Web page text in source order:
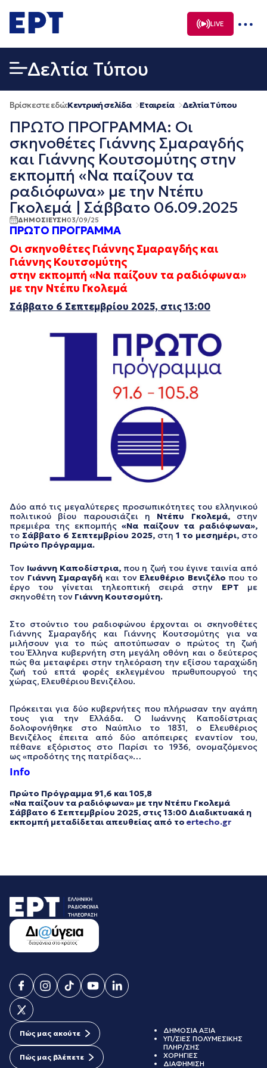
σε
περιεχόμενο
LIVE
Δελτία Τύπου
Βρίσκεστε εδώ:Κεντρική σελίδα Εταιρεία Δελτία Τύπου
ΠΡΩΤΟ ΠΡΟΓΡΑΜΜΑ: Οι
σκηνοθέτες Γιάννης Σμαραγδής
και Γιάννης Κουτσομύτης στην
εκπομπή «Να παίζουν τα
ραδιόφωνα» με την Ντέπυ
Γκολεμά | Σάββατο 06.09.2025
ΔΗΜΟΣΙΕΥΣΗ03/09/25
ΠΡΩΤΟ ΠΡΟΓΡΑΜΜΑ
Οι σκηνοθέτες Γιάννης Σμαραγδής και
Γιάννης Κουτσομύτης
στην εκπομπή «Να παίζουν τα ραδιόφωνα»
με την Ντέπυ Γκολεμά
Σάββατο 6 Σεπτεμβρίου 2025, στις 13:00
Δύο από τις μεγαλύτερες προσωπικότητες του ελληνικού
πολιτικού βίου παρουσιάζει η Ντέπυ Γκολεμά,στην
πρεμιέρα της εκπομπής «Να παίζουν τα ραδιόφωνα»,
το Σάββατο 6 Σεπτεμβρίου 2025, στη 1 το μεσημέρι, στο
Πρώτο Πρόγραμμα.
Τον Ιωάννη Καποδίστρια, που η ζωή του έγινε ταινία από
τον Γιάννη Σμαραγδή και τον Ελευθέριο Βενιζέλο που το
έργο του γίνεται τηλεοπτική σειρά στην ΕΡΤ με
σκηνοθέτη τον Γιάννη Κουτσομύτη.
Στο στούντιο του ραδιοφώνου έρχονται οι σκηνοθέτες
Γιάννης Σμαραγδής και Γιάννης Κουτσομύτης για να
μιλήσουν για το πώς αποτύπωσαν ο πρώτος τη ζωή
του Έλληνα κυβερνήτη στη μεγάλη οθόνη και ο δεύτερος
πώς θα μεταφέρει στην τηλεόραση την εξίσου ταραχώδη
ζωή τού επτά φορές εκλεγμένου πρωθυπουργού της
χώρας, Ελευθέριου Βενιζέλου.
Πρόκειται για δύο κυβερνήτες που πλήρωσαν την αγάπη
τους για την Ελλάδα. Ο Ιωάννης Καποδίστριας
δολοφονήθηκε στο Ναύπλιο το 1831, ο Ελευθέριος
Βενιζέλος έπειτα από δύο απόπειρες εναντίον του,
πέθανε εξόριστος στο Παρίσι το 1936, ονομαζόμενος
ως «προδότης της πατρίδας»…
Info
Πρώτο Πρόγραμμα 91,6 και 105,8
«Να παίζουν τα ραδιόφωνα» με την Ντέπυ Γκολεμά
Σάββατο 6 Σεπτεμβρίου 2025, στις 13:00 Διαδικτυακά η
εκπομπή μεταδίδεται απευθείας από το ertecho.gr
Πώς μας ακούτε
Πώς μας βλέπετε
ΔΗΜΟΣΙΑ ΑΞΙΑ
ΥΠ/ΣΙΕΣ ΠΟΛΥΜΕΣΙΚΗΣ
ΠΛΗΡ/ΣΗΣ
ΧΟΡΗΓΙΕΣ
ΔΙΑΦΗΜΙΣΗ